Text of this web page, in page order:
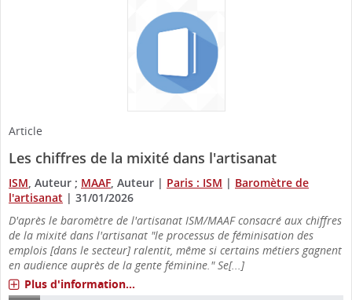
Article
Les chiffres de la mixité dans l'artisanat
ISM , Auteur ; MAAF , Auteur | Paris : ISM | Baromètre de
l'artisanat | 31/01/2026
D'après le baromètre de l'artisanat ISM/MAAF consacré aux chiffres
de la mixité dans l'artisanat "le processus de féminisation des
emplois [dans le secteur] ralentit, même si certains métiers gagnent
en audience auprès de la gente féminine." Se[...]
Plus d'information...